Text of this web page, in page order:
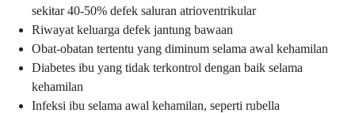
sekitar 40-50% defek saluran atrioventrikular
Riwayat keluarga defek jantung bawaan
Obat-obatan tertentu yang diminum selama awal kehamilan
Diabetes ibu yang tidak terkontrol dengan baik selama
kehamilan
Infeksi ibu selama awal kehamilan, seperti rubella